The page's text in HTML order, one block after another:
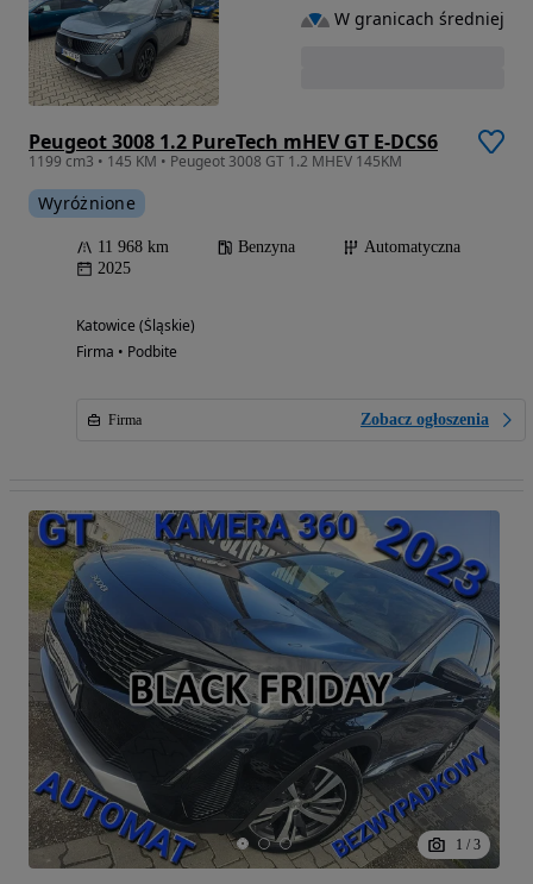
Peugeot 3008 1.2 PureTech mHEV GT E-DCS6
1199 cm3 • 145 KM • Peugeot 3008 GT 1.2 MHEV 145KM
Wyróżnione
11 968 km Benzyna
Automatyczna
2025
Katowice (Śląskie)
Firma • Podbite
Firma Zobacz ogłoszenia
W granicach średniej
1 / 3